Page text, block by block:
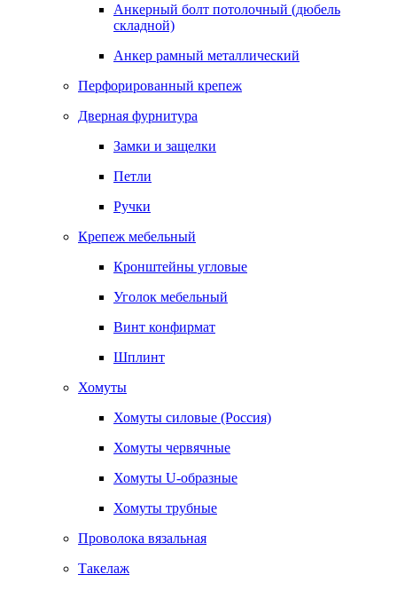
Анкерный болт потолочный (дюбель
складной)
Анкер рамный металлический
Перфорированный крепеж
Дверная фурнитура
Замки и защелки
Петли
Ручки
Крепеж мебельный
Кронштейны угловые
Уголок мебельный
Винт конфирмат
Шплинт
Хомуты
Хомуты силовые (Россия)
Хомуты червячные
Хомуты U-образные
Хомуты трубные
Проволока вязальная
Такелаж